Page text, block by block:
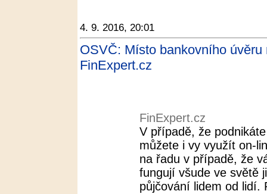
4. 9. 2016, 20:01
OSVČ: Místo bankovního
FinExpert.cz
FinExpert.cz
V případě, že
můžete i vy využít on-
na řadu v případě, že
fungují všude ve světě
půjčování lidem od lidí.